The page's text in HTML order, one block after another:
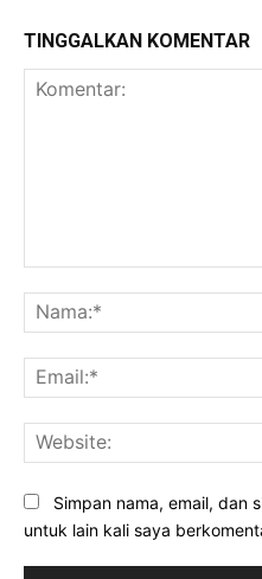
TINGGALKAN KOMENTAR
Simpan nama, email, dan
untuk lain kali saya